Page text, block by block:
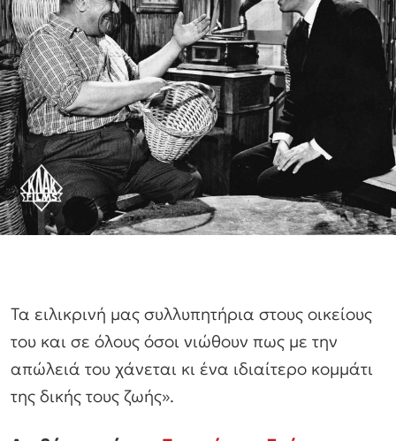
Τα ειλικρινή μας συλλυπητήρια στους οικείους
του και σε όλους όσοι νιώθουν πως με την
απώλειά του χάνεται κι ένα ιδιαίτερο κομμάτι
της δικής τους ζωής».